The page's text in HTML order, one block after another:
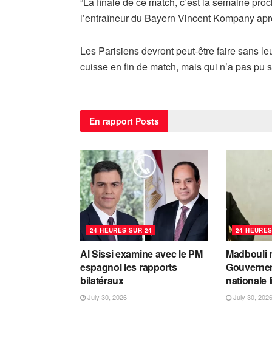
l’entraîneur du Bayern Vincent Kompany
Les Parisiens devront peut-être faire sans
cuisse en fin de match, mais qui n’a pas
En rapport Posts
24 HEURES SUR 24
Al Sissi examine avec le PM
espagnol les rapports
bilatéraux
July 30, 2026
24
Madbouli
nationale
July 30, 2026